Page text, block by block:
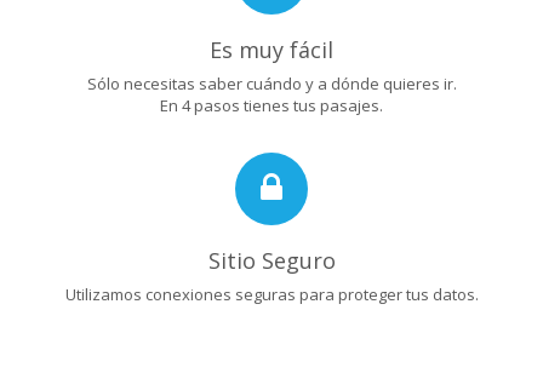
Es muy fácil
Sólo necesitas saber cuándo y a dónde quieres ir.
En 4 pasos tienes tus pasajes.
Sitio Seguro
Utilizamos conexiones seguras para proteger tus datos.